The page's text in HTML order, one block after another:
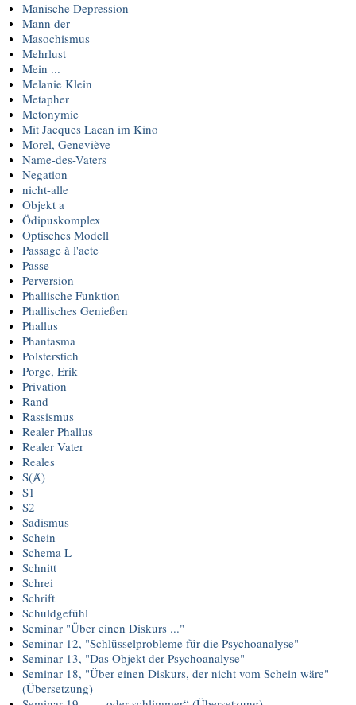
Manische Depression
Mann der
Masochismus
Mehrlust
Mein ...
Melanie Klein
Metapher
Metonymie
Mit Jacques Lacan im Kino
Morel, Geneviève
Name-des-Vaters
Negation
nicht-alle
Objekt a
Ödipuskomplex
Optisches Modell
Passage à l'acte
Passe
Perversion
Phallische Funktion
Phallisches Genießen
Phallus
Phantasma
Polsterstich
Porge, Erik
Privation
Rand
Rassismus
Realer Phallus
Realer Vater
Reales
S(Ⱥ)
S1
S2
Sadismus
Schein
Schema L
Schnitt
Schrei
Schrift
Schuldgefühl
Seminar "Über einen Diskurs ..."
Seminar 12, "Schlüsselprobleme für die Psychoanalyse"
Seminar 13, "Das Objekt der Psychoanalyse"
Seminar 18, "Über einen Diskurs, der nicht vom Schein wäre"
(Übersetzung)